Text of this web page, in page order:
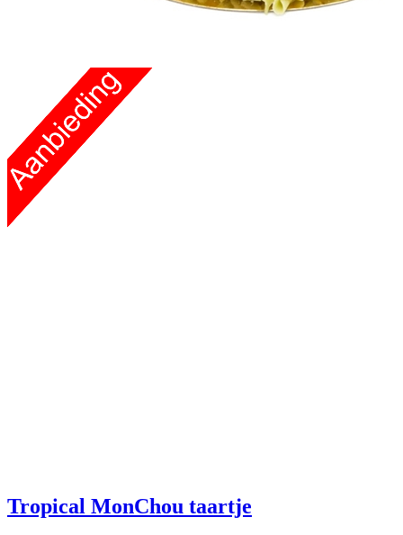
Tropical MonChou taartje